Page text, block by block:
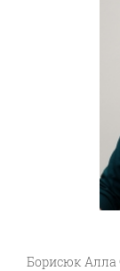
Борисюк Алла